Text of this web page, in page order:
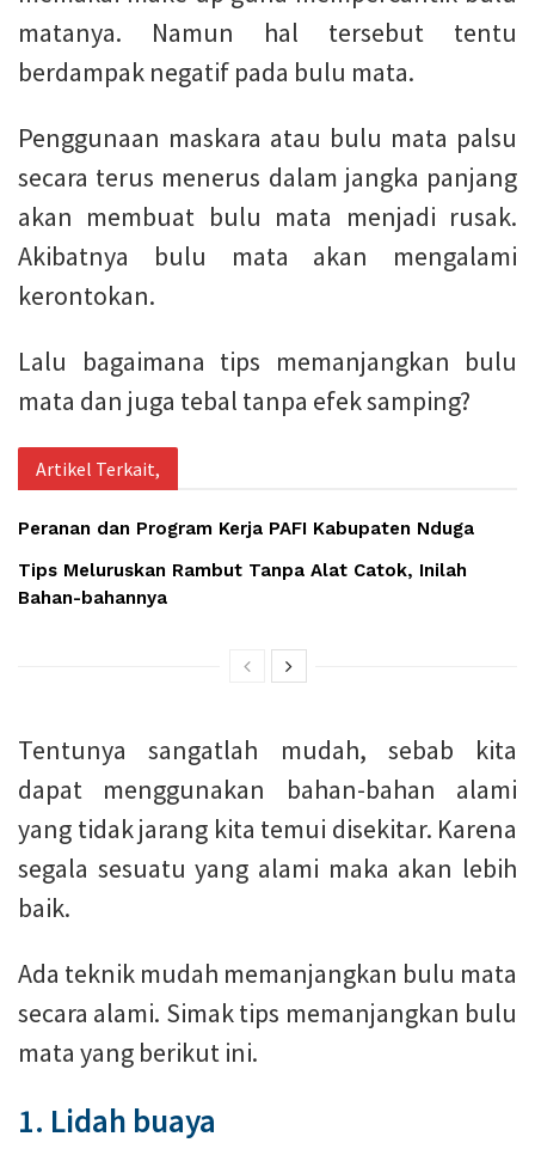
matanya. Namun hal tersebut tentu
berdampak negatif pada bulu mata.
Penggunaan maskara atau bulu mata palsu
secara terus menerus dalam jangka panjang
akan membuat bulu mata menjadi rusak.
Akibatnya bulu mata akan mengalami
kerontokan.
Lalu bagaimana tips memanjangkan bulu
mata dan juga tebal tanpa efek samping?
Artikel Terkait,
Peranan dan Program Kerja PAFI Kabupaten Nduga
Tips Meluruskan Rambut Tanpa Alat Catok, Inilah
Bahan-bahannya
Tentunya sangatlah mudah, sebab kita
dapat menggunakan bahan-bahan alami
yang tidak jarang kita temui disekitar. Karena
segala sesuatu yang alami maka akan lebih
baik.
Ada teknik mudah memanjangkan bulu mata
secara alami. Simak tips memanjangkan bulu
mata yang berikut ini.
1. Lidah buaya